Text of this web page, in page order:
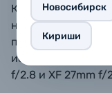
Новосибирск
Кириши
Крышка
напрямую на
позволяет не
используется.
f/2.8 и XF 27mm f/